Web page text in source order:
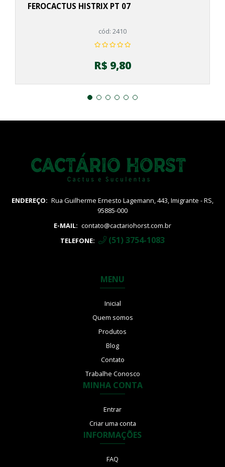
FEROCACTUS HISTRIX PT 07
cód: 2410
R$ 9,80
ENDEREÇO: Rua Guilherme Ernesto Lagemann, 443, Imigrante - RS,
95885-000
E-MAIL: contato@cactariohorst.com.br
TELEFONE:
(51) 3754-1083
MENU
Inicial
Quem somos
Produtos
Blog
Contato
Trabalhe Conosco
MINHA CONTA
Entrar
Criar uma conta
INFORMAÇÕES
FAQ